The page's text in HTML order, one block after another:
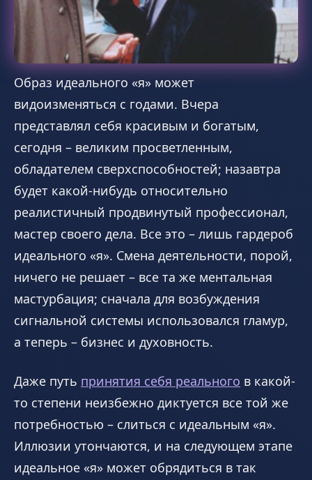
Образ идеального «я» может
видоизменяться с годами. Вчера
представлял себя красивым и богатым,
сегодня – великим просветленным,
обладателем сверхспособностей; назавтра
будет какой-нибудь относительно
реалистичный продвинутый профессионал,
мастер своего дела. Все это – лишь гардероб
идеального «я». Смена деятельности, порой,
ничего не решает – все та же ментальная
мастурбация; сначала для возбуждения
сигнальной системы использовался гламур,
а теперь – бизнес и духовность.
Даже путь принятия себя реального в какой-
то степени неизбежно диктуется все той же
потребностью – слиться с идеальным «я».
Иллюзии утончаются, и на следующем этапе
идеальное «я» может обрядиться в так